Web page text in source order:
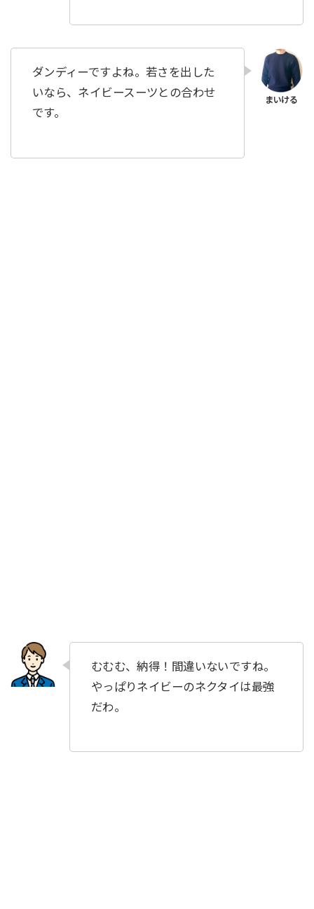
ダンディーですよね。若さを出した
いなら、ネイビースーツとの合わせ
です。
むむむ、納得！間違いないですね。
やっぱりネイビーのネクタイは最強
だわ。